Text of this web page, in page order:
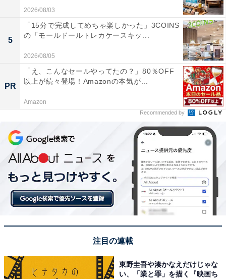
GU ペプラムワンピース 1490円（税抜）
少しモードな雰囲気も漂うGUの「ペプラムワンピース」
は、おしゃれなデザインが目をひく一枚です。丈感はふ
くらはぎくらいと長すぎないので、背が低めの方でもボ
リュームが出すぎる心配はありません。
フリルやギャザーはものによっては大人には甘すぎるこ
ともありますが、このペプラムワンピースはかなり下の
方に切り替えが入っていて、大きなギャザーになってい
るので、おしゃれ感のある程よい甘さに仕上がっていま
す。
カラバリは写真のグレーに加え、ブラック、ブラウンと
かなりシックなラインナップ。甘さをしっかり引き算し
てあるのが高ポイントです。さらにコットン100％と、
暑い夏でも扱いやすい素材になっているので、ガンガン
着てガンガン洗えます。
2026/08/03
5
「15分で完成してめちゃ楽しかった」3COINS
の「モールドールトレカケースキッ...
2026/08/05
PR
「え、こんなセールやってたの？」80％OFF
以上が続々登場！Amazonの本気が...
Amazon
Recommended by
注目の連載
東野圭吾や湊かなえだけじゃな
い、「業と罪」を描く『映画ち